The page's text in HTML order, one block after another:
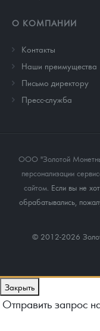
О КОМПАНИИ
Контакты
Наши преимущества
Письмо директору
Пресс-служба
ООО "Золотой
персонализации
сайтом . Если вы не
обрабатывались,
© 2012-2026
Закрыть
Отправить запрос